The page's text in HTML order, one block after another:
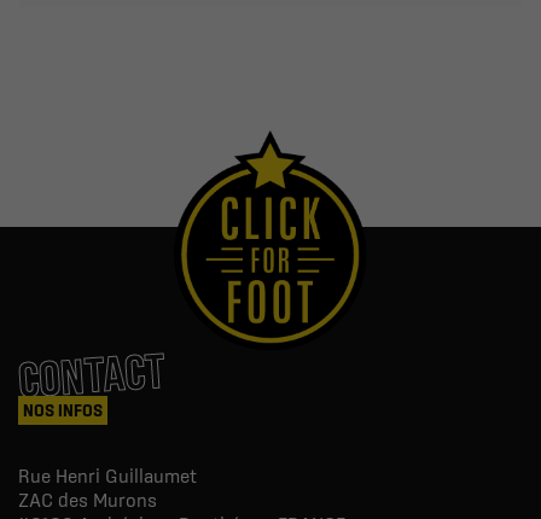
CONTACT
NOS INFOS
Rue Henri Guillaumet
ZAC des Murons